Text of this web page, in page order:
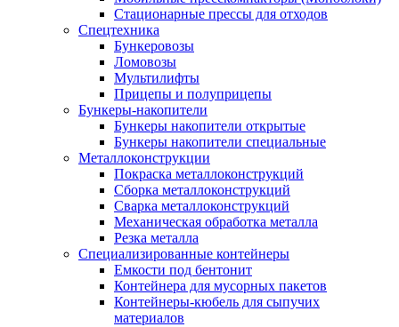
Стационарные прессы для отходов
Спецтехника
Бункеровозы
Ломовозы
Мультилифты
Прицепы и полуприцепы
Бункеры-накопители
Бункеры накопители открытые
Бункеры накопители специальные
Металлоконструкции
Покраска металлоконструкций
Сборка металлоконструкций
Сварка металлоконструкций
Механическая обработка металла
Резка металла
Специализированные контейнеры
Емкости под бентонит
Контейнера для мусорных пакетов
Контейнеры-кюбель для сыпучих
материалов